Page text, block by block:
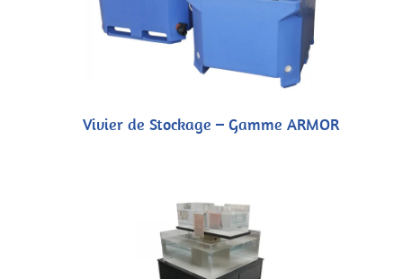
Vivier de Stockage – Gamme ARMOR